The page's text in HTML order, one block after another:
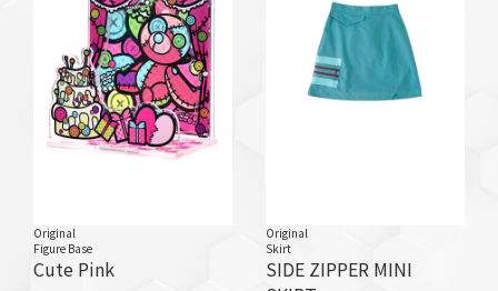
Original
Figure Base
Cute Pink
Original
Skirt
SIDE ZIPPER MINI